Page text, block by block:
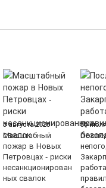
3 августа 2026
Масштабный
пожар в Новых
Петровцах - риски
несанкционирован
ных свалок
30